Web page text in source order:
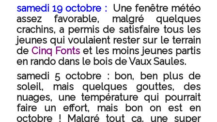
samedi 19 octobre : Une fenêtre météo
assez favorable, malgré quelques
crachins, a permis de satisfaire tous les
jeunes qui voulaient rester sur le terrain
de Cinq Fonts et les moins jeunes partis
en rando dans le bois de Vaux Saules.
samedi 5 octobre :bon, ben plus de
soleil, mais quelques gouttes, des
nuages, une température qui pourrait
faire un effort, mais bon on est en
octobre ! Malgré tout ça, une super